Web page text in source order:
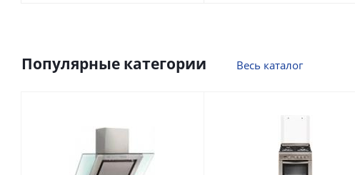
Популярные категории Весь каталог